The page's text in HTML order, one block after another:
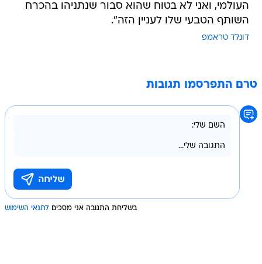
העולמי, ואני לא בטוח שהוא סבור שנתניהו בהכרח
השותף הטבעי שלו לעניין הזה".
דונלד טראמפ
טרם התפרסמו תגובות
בשליחת התגובה אני מסכים לתנאי השימוש